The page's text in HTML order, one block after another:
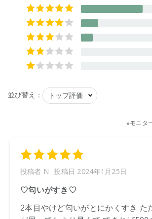
店舗でお問い合わせの際には、下記品番を
9420015000696
【店舗発売日】
ecostore 2023/10/17
CosmeKitchen 2023/10/17
Biople 2023/10/17
にお問い合わせください。
※発売日は予告なく変更する可能性がござ
ますので予めご了承ください。
●パッケージはリニューアル等の理由によ
●パッケージのリニューアル等の理由によ
載と異なる場合がございます。
●予告なくパッケージ仕様が変更になる場